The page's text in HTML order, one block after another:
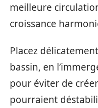
meilleure
croissance
Placez
bassin, en
pour éviter de
pourraient